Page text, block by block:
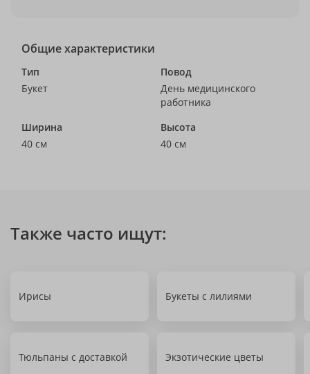
Общие характеристики
Тип
Букет
Повод
День медицинского
работника
Ширина
40 см
Высота
40 см
Также часто ищут:
Ирисы Букеты с лилиями
Тюльпаны с доставкой Экзотические цветы